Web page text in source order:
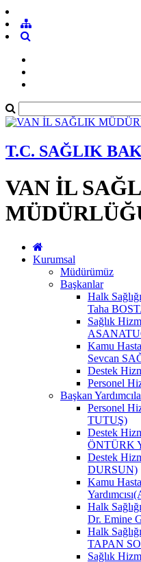
T.C. SAĞLIK
VAN İL
Kurumsal
Müdürümüz
Başkanlar
Halk
Taha
Sağlık
Kamu
Sevcan
Destek
Personel
Başkan
Personel
TUTUŞ)
Destek
ÖNTÜRK
Destek
DURSUN)
Kamu
Halk
Dr. Emine
Halk
TAPAN
Sağlık